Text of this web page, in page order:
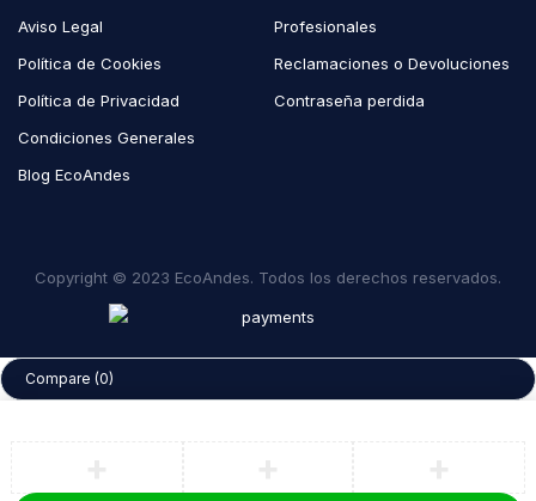
Aviso Legal
Política de Cookies
Política de Privacidad
Condiciones Generales
Blog EcoAndes
Profesionales
Reclamaciones o Devoluciones
Contraseña perdida
Copyright © 2023 EcoAndes. Todos los derechos reservados.
Compare (0)